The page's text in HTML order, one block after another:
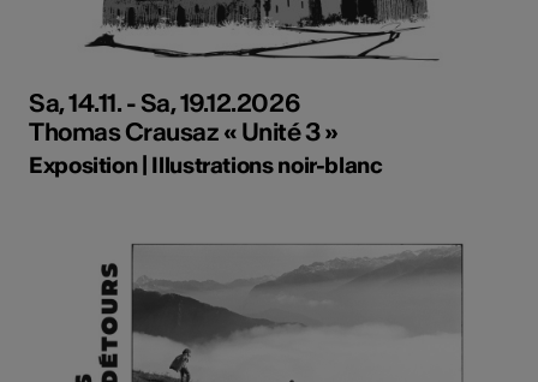
Sa, 14.11. - Sa, 19.12.2026
Thomas Crausaz « Unité 3 »
Exposition | Illustrations noir-blanc